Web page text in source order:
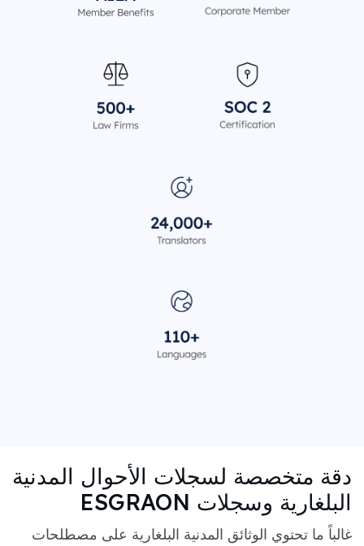
دقة متخصصة لسجلات الأحوال المدنية
البلغارية وسجلات ESGRAON
غالباً ما تحتوي الوثائق المدنية البلغارية على مصطلحات